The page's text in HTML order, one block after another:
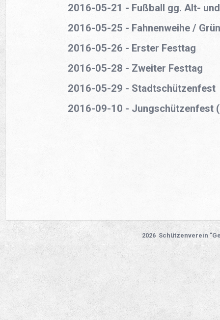
2016-05-21 - Fußball gg. Alt-
2016-05-25 - Fahnenweihe /
2016-05-26 - Erster Festtag
2016-05-28 - Zweiter Festtag
2016-05-29 - Stadtschützenfest
2016-09-10 - Jungschützenfest
2026 Schützenverein